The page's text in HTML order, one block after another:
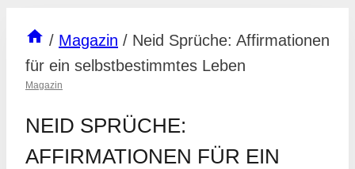
/ Magazin / Neid Sprüche: Affirmationen
für ein selbstbestimmtes Leben
Magazin
NEID SPRÜCHE:
AFFIRMATIONEN FÜR EIN